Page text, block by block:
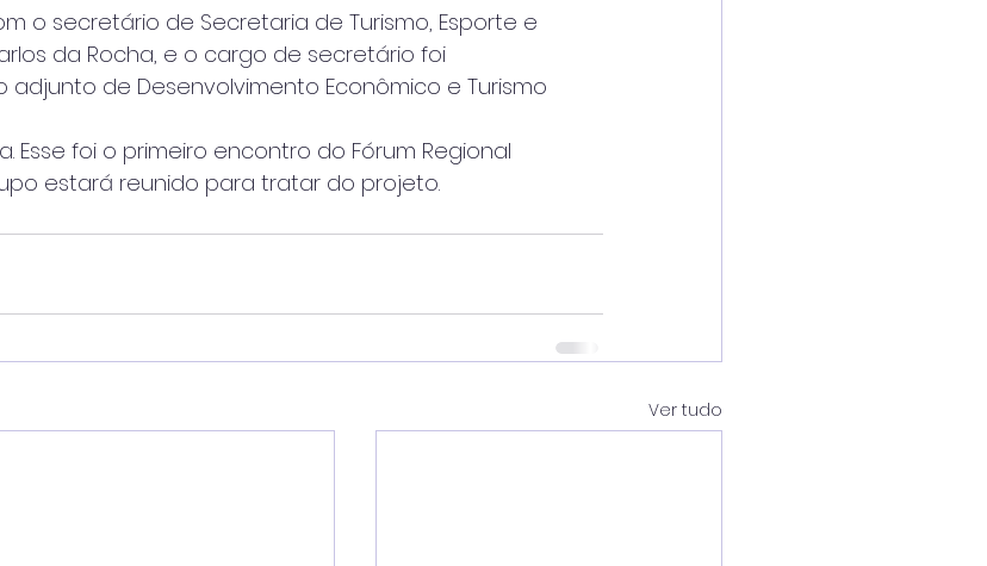
o secretário de Secretaria de Turismo, Esporte e
da Rocha, e o cargo de secretário foi
de Desenvolvimento Econômico e Turismo
Esse foi o primeiro encontro do Fórum Regional
estará reunido para tratar do projeto.
Ver tudo